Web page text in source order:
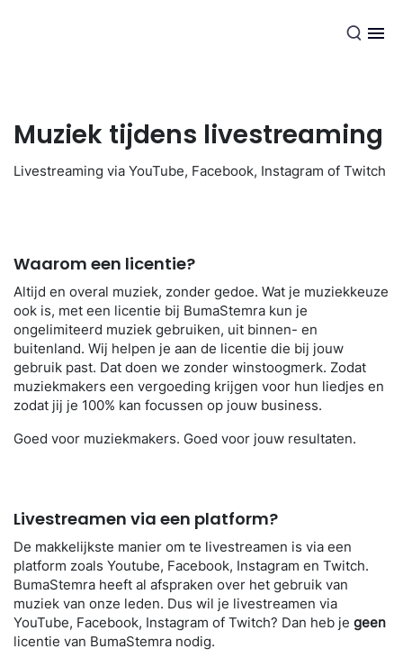
Muziek tijdens livestreaming
Livestreaming via YouTube, Facebook, Instagram of Twitch
Waarom een licentie?
Altijd en overal muziek, zonder gedoe. Wat je muziekkeuze
ook is, met een licentie bij BumaStemra kun je
ongelimiteerd muziek gebruiken, uit binnen- en
buitenland. Wij helpen je aan de licentie die bij jouw
gebruik past. Dat doen we zonder winstoogmerk. Zodat
muziekmakers een vergoeding krijgen voor hun liedjes en
zodat jij je 100% kan focussen op jouw business.
Goed voor muziekmakers. Goed voor jouw resultaten.
Livestreamen via een platform?
De makkelijkste manier om te livestreamen is via een
platform zoals Youtube, Facebook, Instagram en Twitch.
BumaStemra heeft al afspraken over het gebruik van
muziek van onze leden. Dus wil je livestreamen via
YouTube, Facebook, Instagram of Twitch? Dan heb je geen
licentie van BumaStemra nodig.